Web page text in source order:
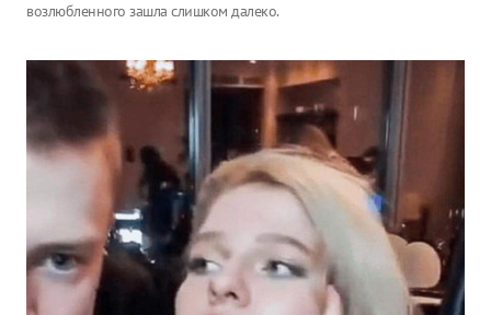
возлюбленного зашла слишком далеко.